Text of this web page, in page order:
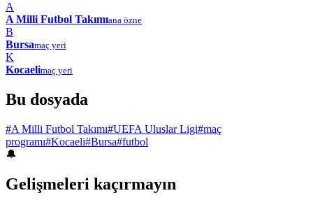
A
A Milli Futbol Takımıana özne
B
Bursamaç yeri
K
Kocaelimaç yeri
Bu dosyada
#A Milli Futbol Takımı#UEFA Uluslar Ligi#maç
programı#Kocaeli#Bursa#futbol
🔔
Gelişmeleri kaçırmayın